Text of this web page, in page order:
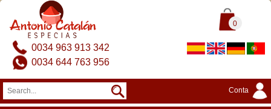
0
0034 963 913 342
0034 644 763 956
Conta